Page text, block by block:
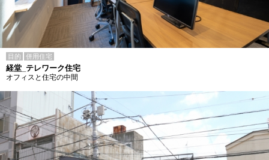
目的 併用住宅
経堂_テレワーク住宅
オフィスと住宅の中間